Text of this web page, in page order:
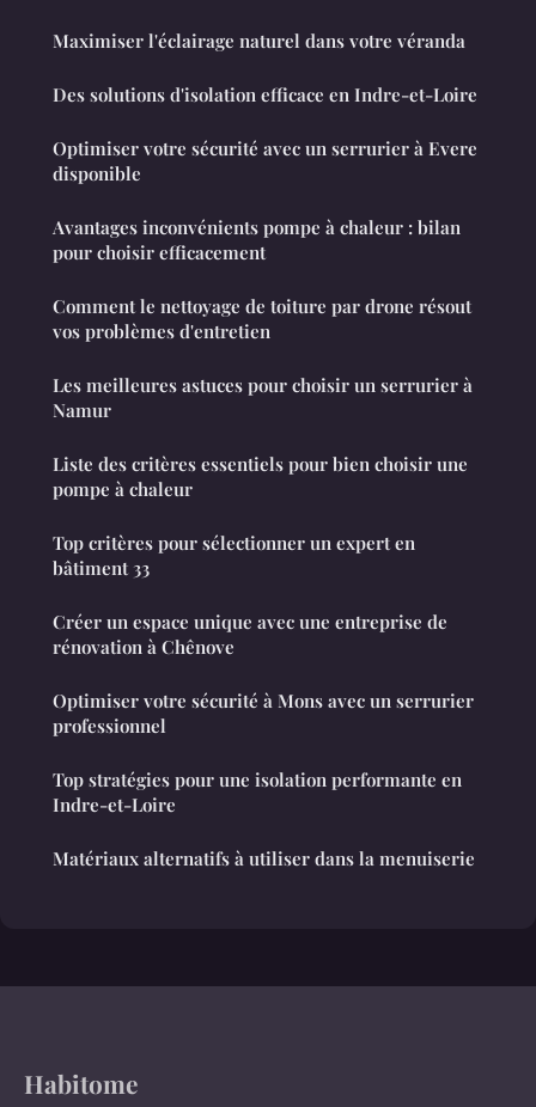
Maximiser l'éclairage naturel dans votre véranda
Des solutions d'isolation efficace en Indre-et-Loire
Optimiser votre sécurité avec un serrurier à Evere
disponible
Avantages inconvénients pompe à chaleur : bilan
pour choisir efficacement
Comment le nettoyage de toiture par drone résout
vos problèmes d'entretien
Les meilleures astuces pour choisir un serrurier à
Namur
Liste des critères essentiels pour bien choisir une
pompe à chaleur
Top critères pour sélectionner un expert en
bâtiment 33
Créer un espace unique avec une entreprise de
rénovation à Chênove
Optimiser votre sécurité à Mons avec un serrurier
professionnel
Top stratégies pour une isolation performante en
Indre-et-Loire
Matériaux alternatifs à utiliser dans la menuiserie
Habitome